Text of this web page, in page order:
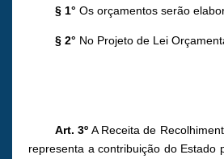
§ 1° Os orçamentos serão
§ 2° No Projeto de Lei
Art. 3º A Receita de
representa a contribuição do Estado